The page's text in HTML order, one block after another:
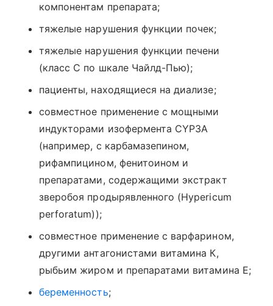
компонентам препарата;
тяжелые нарушения функции почек;
тяжелые нарушения функции печени
(класс С по шкале Чайлд-Пью);
пациенты, находящиеся на диализе;
совместное применение с мощными
индукторами изофермента CYP3A
(например, с карбамазепином,
рифампицином, фенитоином и
препаратами, содержащими экстракт
зверобоя продырявленного (Hypericum
perforatum));
совместное применение с варфарином,
другими антагонистами витамина К,
рыбьим жиром и препаратами витамина Е;
беременность;